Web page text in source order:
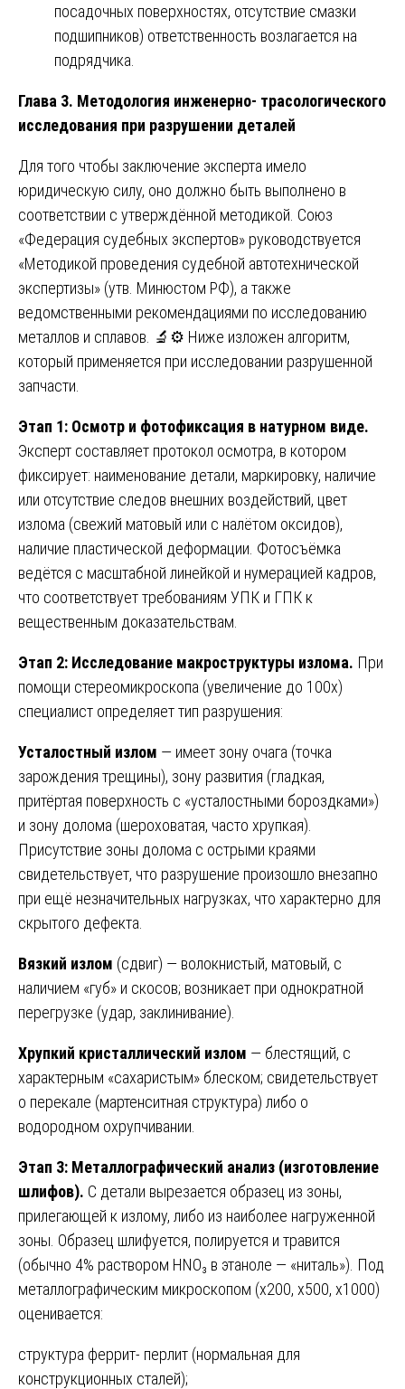
посадочных поверхностях, отсутствие смазки
подшипников) ответственность возлагается на
подрядчика.
Глава 3. Методология инженерно- трасологического
исследования при разрушении деталей
Для того чтобы заключение эксперта имело
юридическую силу, оно должно быть выполнено в
соответствии с утверждённой методикой. Союз
«Федерация судебных экспертов» руководствуется
«Методикой проведения судебной автотехнической
экспертизы» (утв. Минюстом РФ), а также
ведомственными рекомендациями по исследованию
металлов и сплавов. 🔬⚙️ Ниже изложен алгоритм,
который применяется при исследовании разрушенной
запчасти.
Этап 1: Осмотр и фотофиксация в натурном виде.
Эксперт составляет протокол осмотра, в котором
фиксирует: наименование детали, маркировку, наличие
или отсутствие следов внешних воздействий, цвет
излома (свежий матовый или с налётом оксидов),
наличие пластической деформации. Фотосъёмка
ведётся с масштабной линейкой и нумерацией кадров,
что соответствует требованиям УПК и ГПК к
вещественным доказательствам.
Этап 2: Исследование макроструктуры излома. При
помощи стереомикроскопа (увеличение до 100х)
специалист определяет тип разрушения:
Усталостный излом — имеет зону очага (точка
зарождения трещины), зону развития (гладкая,
притёртая поверхность с «усталостными бороздками»)
и зону долома (шероховатая, часто хрупкая).
Присутствие зоны долома с острыми краями
свидетельствует, что разрушение произошло внезапно
при ещё незначительных нагрузках, что характерно для
скрытого дефекта.
Вязкий излом (сдвиг) — волокнистый, матовый, с
наличием «губ» и скосов; возникает при однократной
перегрузке (удар, заклинивание).
Хрупкий кристаллический излом — блестящий, с
характерным «сахаристым» блеском; свидетельствует
о перекале (мартенситная структура) либо о
водородном охрупчивании.
Этап 3: Металлографический анализ (изготовление
шлифов). С детали вырезается образец из зоны,
прилегающей к излому, либо из наиболее нагруженной
зоны. Образец шлифуется, полируется и травится
(обычно 4% раствором HNO₃ в этаноле — «ниталь»). Под
металлографическим микроскопом (х200, х500, х1000)
оценивается:
структура феррит- перлит (нормальная для
конструкционных сталей);